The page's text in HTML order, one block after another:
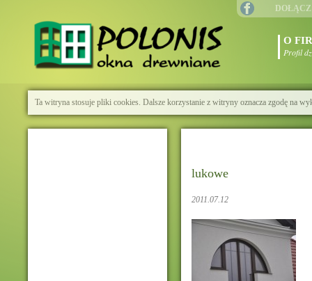
O
Profil
Ta witryna stosuje pliki cookies. Dalsze korzystanie z witryny oznacza zgodę na
lukowe
2011.07.12